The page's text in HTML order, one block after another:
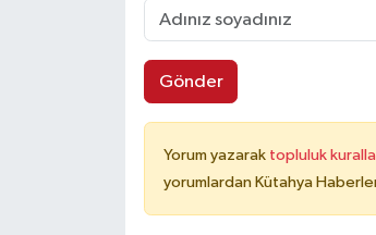
Gönder
Yorum yazarak topluluk
yorumlardan Kütahya